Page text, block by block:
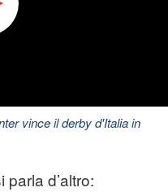
vince il derby d'Italia in
d’altro: